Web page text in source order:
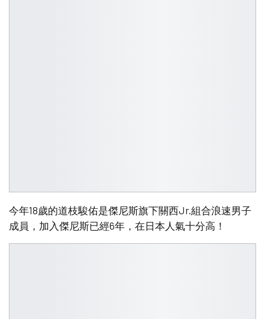
今年18歲的道枝駿佑是傑尼斯旗下關西Jr.組合浪速男子
成員，加入傑尼斯已經6年，在日本人氣十分高！